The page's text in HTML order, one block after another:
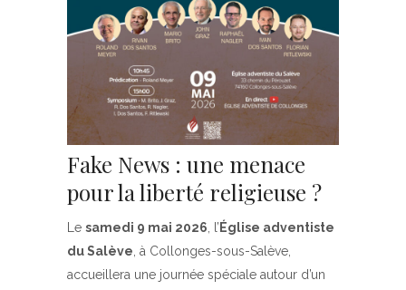
Fake News : une menace
pour la liberté religieuse ?
Le samedi 9 mai 2026, l’ Église adventiste
du Salève, à Collonges-sous-Salève,
accueillera une journée spéciale autour d’un